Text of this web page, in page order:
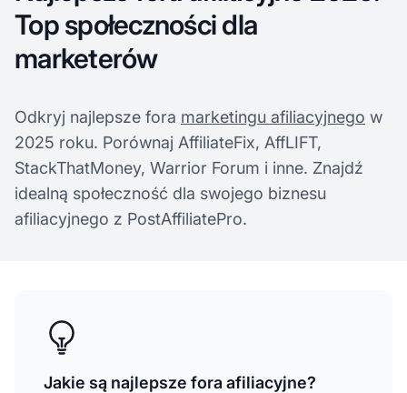
Top społeczności dla
marketerów
Odkryj najlepsze fora marketingu afiliacyjnego w
2025 roku. Porównaj AffiliateFix, AffLIFT,
StackThatMoney, Warrior Forum i inne. Znajdź
idealną społeczność dla swojego biznesu
afiliacyjnego z PostAffiliatePro.
Jakie są najlepsze fora afiliacyjne?